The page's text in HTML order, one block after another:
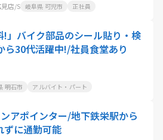
店/S 岐阜県 可児市 正社員
!」バイク部品のシール貼り・検
ら30代活躍中!/社員食堂あり
明石市 アルバイト・パート
アポインター/地下鉄栄駅から
ずに通勤可能